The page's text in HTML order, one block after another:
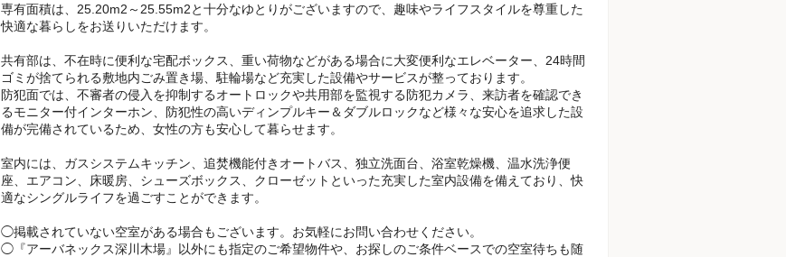
専有面積は、25.20m2～25.55m2と十分なゆとりがございますので、趣味やライフスタイルを尊重した
快適な暮らしをお送りいただけます。
共有部は、不在時に便利な宅配ボックス、重い荷物などがある場合に大変便利なエレベーター、24時間
ゴミが捨てられる敷地内ごみ置き場、駐輪場など充実した設備やサービスが整っております。
防犯面では、不審者の侵入を抑制するオートロックや共用部を監視する防犯カメラ、来訪者を確認でき
るモニター付インターホン、防犯性の高いディンプルキー＆ダブルロックなど様々な安心を追求した設
備が完備されているため、女性の方も安心して暮らせます。
室内には、ガスシステムキッチン、追焚機能付きオートバス、独立洗面台、浴室乾燥機、温水洗浄便
座、エアコン、床暖房、シューズボックス、クローゼットといった充実した室内設備を備えており、快
適なシングルライフを過ごすことができます。
◯掲載されていない空室がある場合もございます。お気軽にお問い合わせください。
◯『アーバネックス深川木場』以外にも指定のご希望物件や、お探しのご条件ベースでの空室待ちも随